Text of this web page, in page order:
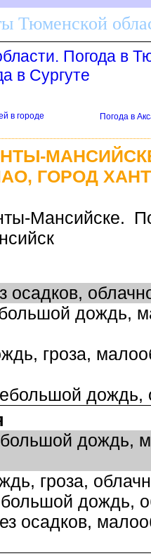
Тюменской
Погода в
в Сургуте
в городе
Погода в
ГОРОД
Мансийске.
дождь,
гроза,
дождь,
дождь,
гроза,
дождь,
осадков,